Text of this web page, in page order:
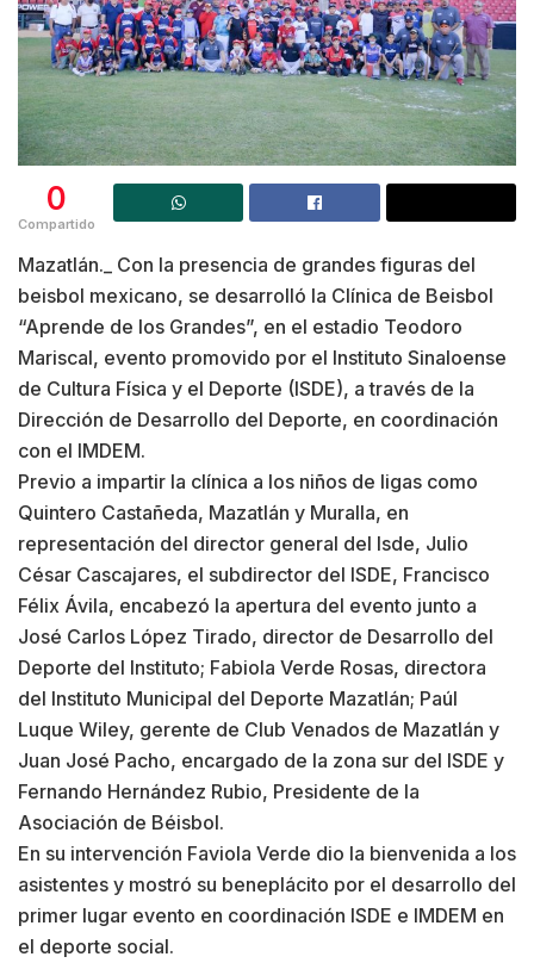
0
Compartido
Mazatlán._ Con la presencia de grandes figuras del
beisbol mexicano, se desarrolló la Clínica de Beisbol
“Aprende de los Grandes”, en el estadio Teodoro
Mariscal, evento promovido por el Instituto Sinaloense
de Cultura Física y el Deporte (ISDE), a través de la
Dirección de Desarrollo del Deporte, en coordinación
con el IMDEM.
Previo a impartir la clínica a los niños de ligas como
Quintero Castañeda, Mazatlán y Muralla, en
representación del director general del Isde, Julio
César Cascajares, el subdirector del ISDE, Francisco
Félix Ávila, encabezó la apertura del evento junto a
José Carlos López Tirado, director de Desarrollo del
Deporte del Instituto; Fabiola Verde Rosas, directora
del Instituto Municipal del Deporte Mazatlán; Paúl
Luque Wiley, gerente de Club Venados de Mazatlán y
Juan José Pacho, encargado de la zona sur del ISDE y
Fernando Hernández Rubio, Presidente de la
Asociación de Béisbol.
En su intervención Faviola Verde dio la bienvenida a los
asistentes y mostró su beneplácito por el desarrollo del
primer lugar evento en coordinación ISDE e IMDEM en
el deporte social.